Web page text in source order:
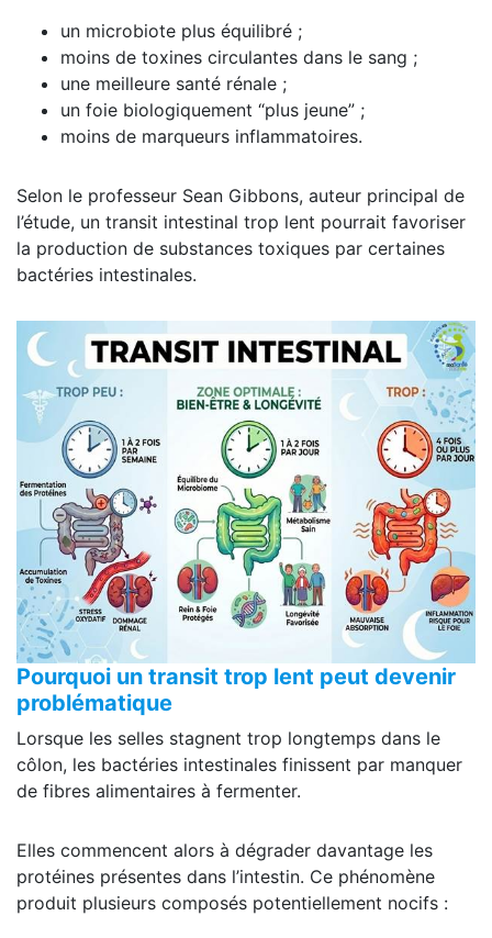
un microbiote plus équilibré ;
moins de toxines circulantes dans le sang ;
une meilleure santé rénale ;
un foie biologiquement “plus jeune” ;
moins de marqueurs inflammatoires.
Selon le professeur Sean Gibbons, auteur principal de
l’étude, un transit intestinal trop lent pourrait favoriser
la production de substances toxiques par certaines
bactéries intestinales.
Pourquoi un transit trop lent peut devenir
problématique
Lorsque les selles stagnent trop longtemps dans le
côlon, les bactéries intestinales finissent par manquer
de fibres alimentaires à fermenter.
Elles commencent alors à dégrader davantage les
protéines présentes dans l’intestin. Ce phénomène
produit plusieurs composés potentiellement nocifs :